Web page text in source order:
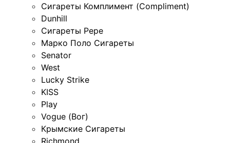
Сигареты Комплимент (Compliment)
Dunhill
Сигареты Pepe
Марко Поло Сигареты
Senator
West
Lucky Strike
KISS
Play
Vogue (Вог)
Крымские Сигареты
Richmond